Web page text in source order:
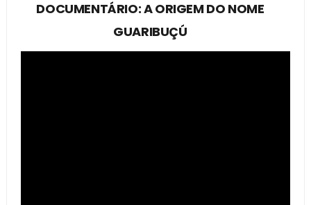
DOCUMENTÁRIO: A ORIGEM DO NOME
GUARIBUÇÚ